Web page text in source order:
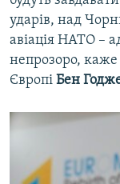
ударів, над
авіація НАТО –
непрозоро,
Європі Бен